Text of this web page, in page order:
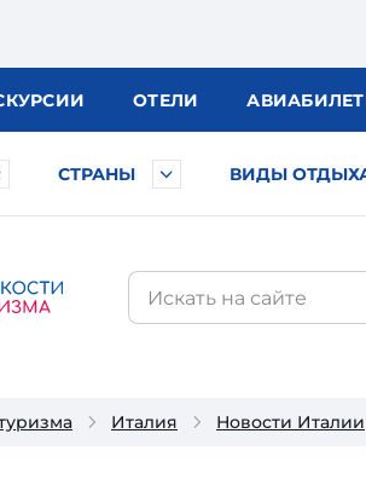
ОТЕЛИ АВИА
СТРАНЫ ВИДЫ
Италия Новости Италии